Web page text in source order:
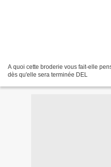
A quoi cette broderie vous fait-elle
dès qu'elle sera terminée DEL